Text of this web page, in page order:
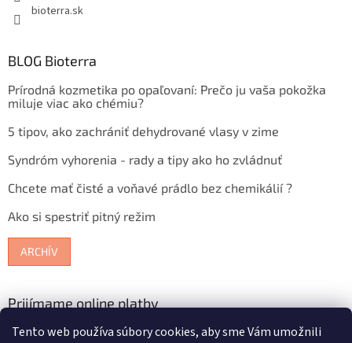
Tento web používa súbory cookies, aby sme Vám umožnili
bioterra.sk
BLOG Bioterra
Prírodná kozmetika po opaľovaní: Prečo ju vaša pokožka
miluje viac ako chémiu?
5 tipov, ako zachrániť dehydrované vlasy v zime
Syndróm vyhorenia - rady a tipy ako ho zvládnuť
Chcete mať čisté a voňavé prádlo bez chemikálií ?
Ako si spestriť pitný režim
ARCHÍV
Prijímame online platby